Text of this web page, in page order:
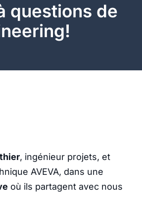
questions de
, ingénieur projets, et
AVEVA, dans une
où ils partagent avec nous